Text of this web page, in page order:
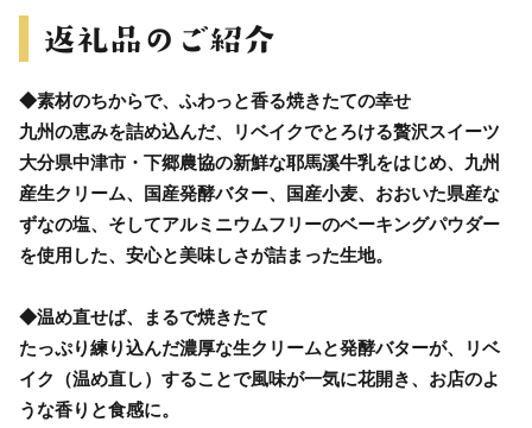
◆素材のちからで、ふわっと香る焼きたての幸せ
九州の恵みを詰め込んだ、リベイクでとろける贅沢スイーツ
大分県中津市・下郷農協の新鮮な耶馬溪牛乳をはじめ、九州
産生クリーム、国産発酵バター、国産小麦、おおいた県産な
ずなの塩、そしてアルミニウムフリーのベーキングパウダー
を使用した、安心と美味しさが詰まった生地。
◆温め直せば、まるで焼きたて
たっぷり練り込んだ濃厚な生クリームと発酵バターが、リベ
イク（温め直し）することで風味が一気に花開き、お店のよ
うな香りと食感に。